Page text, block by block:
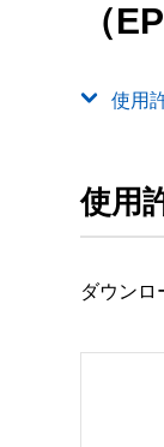
（
使用
使用
ダウンロ